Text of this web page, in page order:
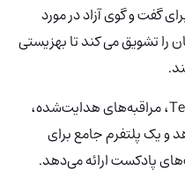
گفت و گوی آزاد در مورد
را تشویق می کند تا بهزیستی
برنامه همراه Ten Percent Happier، مراقبه‌های هدایت‌شده،
و یک پلتفرم جامع برای
پادکست ارائه می‌دهد.